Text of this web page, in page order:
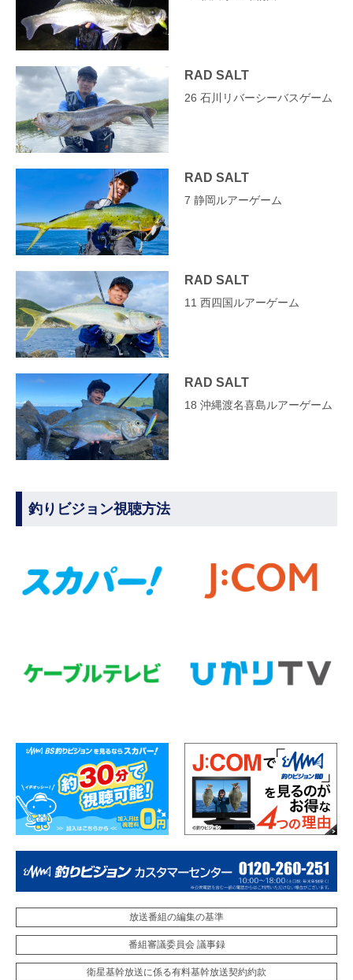
RAD SALT
26 石川リバーシーバスゲーム
RAD SALT
7 静岡ルアーゲーム
RAD SALT
11 西四国ルアーゲーム
RAD SALT
18 沖縄渡名喜島ルアーゲーム
釣りビジョン視聴方法
放送番組の編集の基準
番組審議委員会 議事録
衛星基幹放送に係る有料基幹放送契約約款